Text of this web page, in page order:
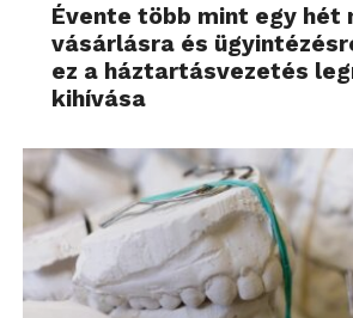
Évente több mint egy hét
vásárlásra és
ez a háztartásvezetés
kihívása